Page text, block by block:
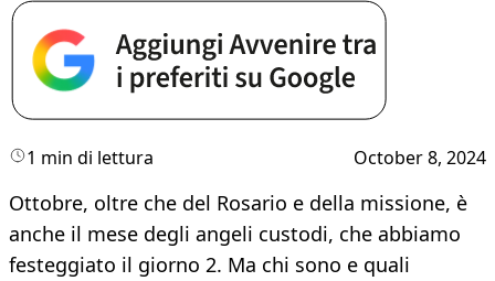
1 min di lettura October 8, 2024
Ottobre, oltre che del Rosario e della missione, è
anche il mese degli angeli custodi, che abbiamo
festeggiato il giorno 2. Ma chi sono e quali